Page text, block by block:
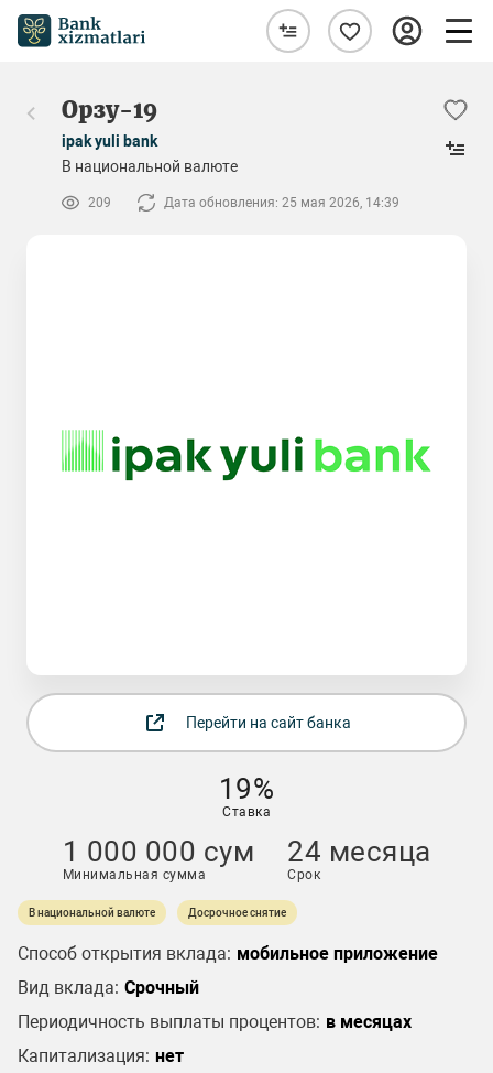
Орзу-19
ipak yuli bank
В национальной валюте
209 Дата обновления: 25 мая 2026, 14:39
Перейти на сайт банка
19%
Ставка
1 000 000 сум
Минимальная сумма
24 месяца
Срок
В национальной валюте Досрочное снятие
Способ открытия вклада: мобильное приложение
Вид вклада: Срочный
Периодичность выплаты процентов: в месяцах
Капитализация: нет